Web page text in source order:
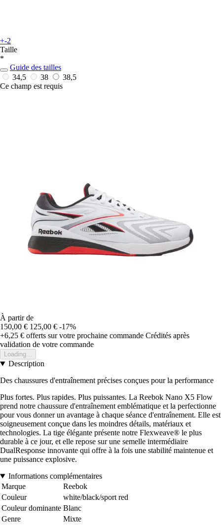
+-2
Taille
*
Guide des tailles
34,5
38
38,5
Ce champ est requis
À partir de
150,00 € 125,00 € -17%
+6,25 € offerts sur votre prochaine commande Crédités après
validation de votre commande
Loading...
Description
Des chaussures d'entraînement précises conçues pour la performance
Plus fortes. Plus rapides. Plus puissantes. La Reebok Nano X5 Flow
prend notre chaussure d'entraînement emblématique et la perfectionne
pour vous donner un avantage à chaque séance d'entraînement. Elle est
soigneusement conçue dans les moindres détails, matériaux et
technologies. La tige élégante présente notre Flexweave® le plus
durable à ce jour, et elle repose sur une semelle intermédiaire
DualResponse innovante qui offre à la fois une stabilité maintenue et
une puissance explosive.
Informations complémentaires
Marque
Reebok
Couleur
white/black/sport red
Couleur dominante Blanc
Genre
Mixte